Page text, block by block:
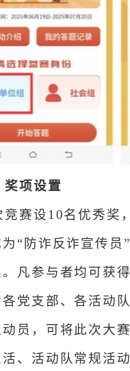
奖项设置
竞赛设10名优秀奖
“防诈反诈宣传员
凡参与者均可获得
各党支部、各活动
员，可将此次大
、活动队常规活